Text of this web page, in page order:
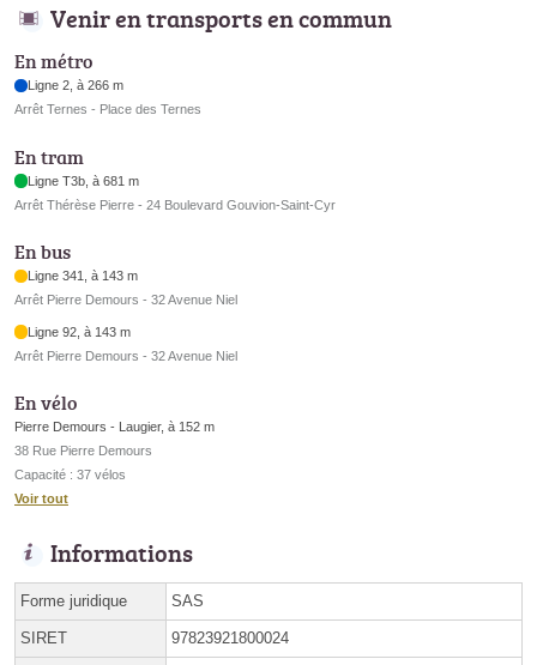
Venir en transports en commun
En métro
Ligne 2, à 266 m
Arrêt Ternes - Place des Ternes
En tram
Ligne T3b, à 681 m
Arrêt Thérèse Pierre - 24 Boulevard Gouvion-Saint-Cyr
En bus
Ligne 341, à 143 m
Arrêt Pierre Demours - 32 Avenue Niel
Ligne 92, à 143 m
Arrêt Pierre Demours - 32 Avenue Niel
En vélo
Pierre Demours - Laugier, à 152 m
38 Rue Pierre Demours
Capacité : 37 vélos
Voir tout
Informations
Forme juridique SAS
SIRET 97823921800024